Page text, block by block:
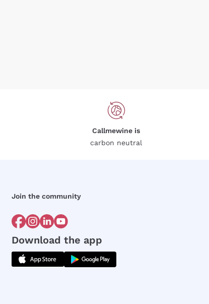
Callmewine is
carbon neutral
Join the community
Download the app